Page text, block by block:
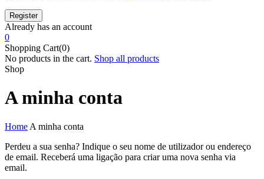
Already has an account
0
Shopping Cart(0)
No products in the cart. Shop all products
Shop
A minha conta
Home A minha conta
Perdeu a sua senha? Indique o seu nome de utilizador ou endereço
de email. Receberá uma ligação para criar uma nova senha via
email.